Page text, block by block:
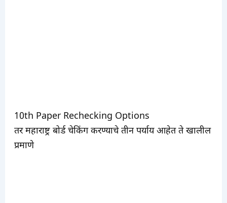
10th Paper Rechecking Options
तर महाराष्ट्र बोर्ड चेकिंग करण्याचे तीन पर्याय आहेत ते खालील
प्रमाणे